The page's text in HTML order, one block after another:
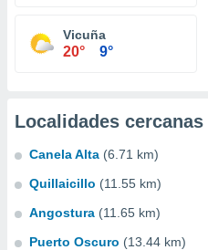
Vicuña
20° 9°
Localidades cercanas
Canela Alta (6.71 km)
Quillaicillo (11.55 km)
Angostura (11.65 km)
Puerto Oscuro (13.44 km)